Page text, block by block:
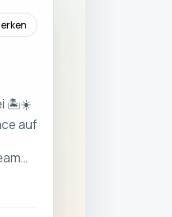
🏝️☀️
auf